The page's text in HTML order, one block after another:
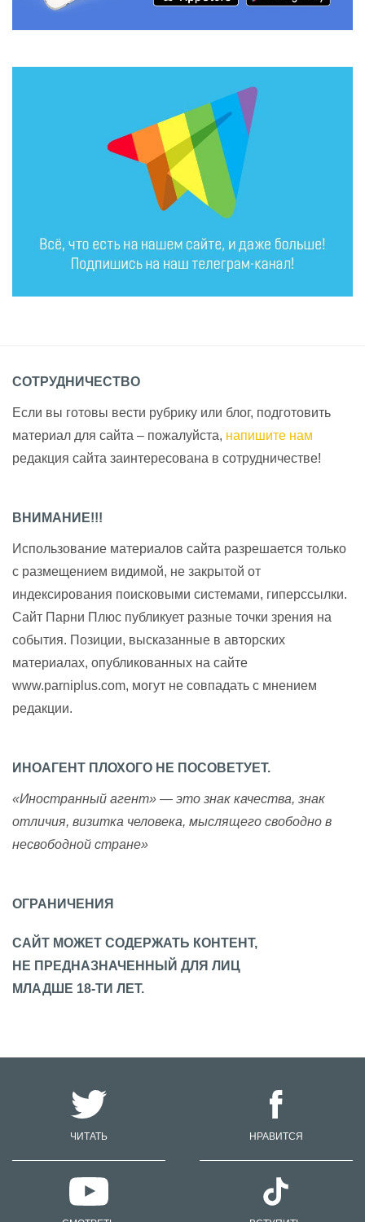
СОТРУДНИЧЕСТВО
Если вы готовы вести рубрику или блог, подготовить
материал для сайта – пожалуйста, напишите нам
редакция сайта заинтересована в сотрудничестве!
ВНИМАНИЕ!!!
Использование материалов сайта разрешается только
с размещением видимой, не закрытой от
индексирования поисковыми системами, гиперссылки.
Сайт Парни Плюс публикует разные точки зрения на
события. Позиции, высказанные в авторских
материалах, опубликованных на сайте
www.parniplus.com, могут не совпадать с мнением
редакции.
ИНОАГЕНТ ПЛОХОГО НЕ ПОСОВЕТУЕТ.
«Иностранный агент» — это знак качества, знак
отличия, визитка человека, мыслящего свободно в
несвободной стране»
ОГРАНИЧЕНИЯ
САЙТ МОЖЕТ СОДЕРЖАТЬ КОНТЕНТ,
НЕ ПРЕДНАЗНАЧЕННЫЙ ДЛЯ ЛИЦ
МЛАДШЕ 18-ТИ ЛЕТ.
ЧИТАТЬ НРАВИТСЯ